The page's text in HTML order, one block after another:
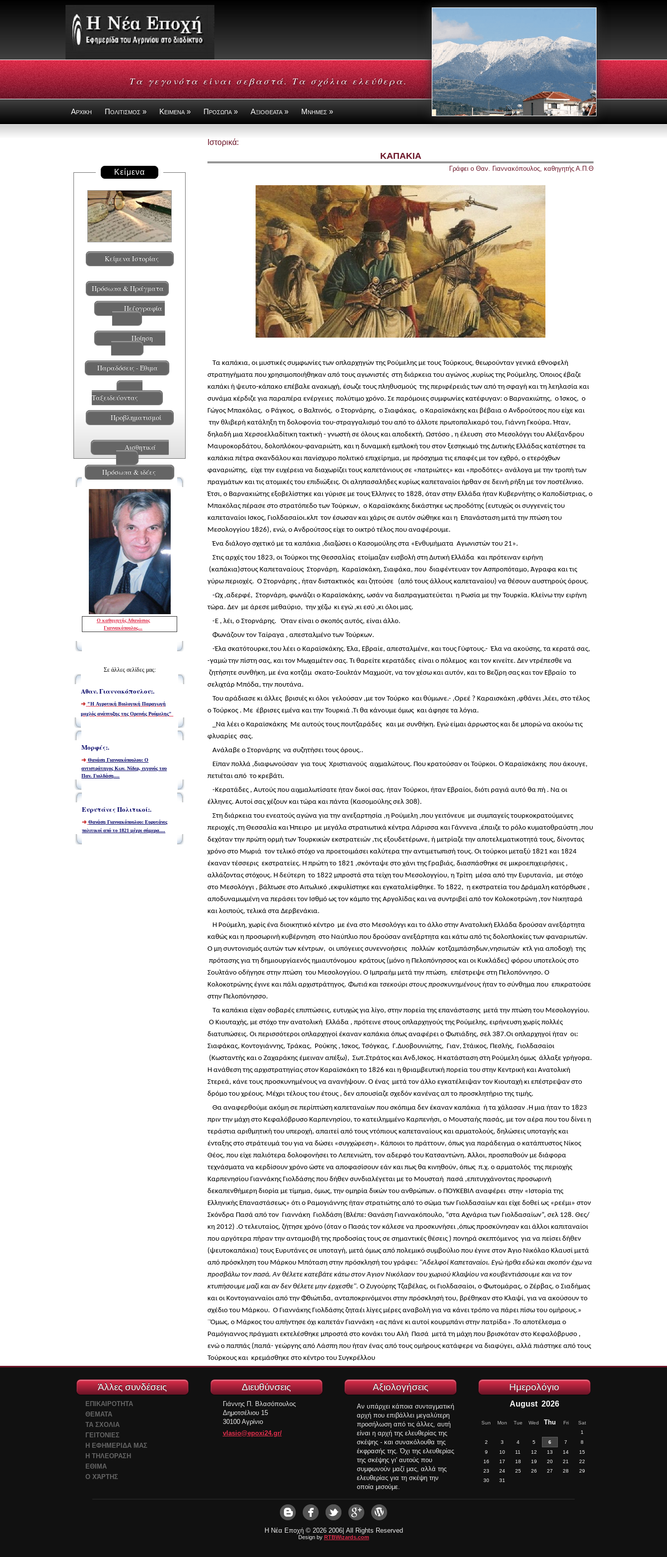
Τα γεγονότα είναι σεβαστά. Τα σχόλια ελεύθερα.
Αρχικη Πολιτισμος » Κειμενα » Προσωπα » Αξιοθεατα » Μνημες »
Ιστορικά:
ΚΑΠΑΚΙΑ
Γράφει ο Θαν. Γιαννακόπουλος, καθηγητής Α.Π.Θ
Τα καπάκια, οι μυστικές συμφωνίες των οπλαρχηγών της Ρούμελης με τους Τούρκους, θεωρούνταν γενικά εθνοφελή
στρατηγήματα που χρησιμοποιήθηκαν από τους αγωνιστές στη διάρκεια του αγώνος ,κυρίως της Ρούμελης. Όποιος έβαζε
καπάκι ή ψευτο-κάπακο επέβαλε ανακωχή, έσωζε τους πληθυσμούς της περιφέρειάς των από τη σφαγή και τη λεηλασία και
συνάμα κέρδιζε για παραπέρα ενέργειες πολύτιμο χρόνο. Σε παρόμοιες συμφωνίες κατέφυγαν: ο Βαρνακιώτης, ο Ίσκος, ο
Γώγος Μπακόλας, ο Ράγκος, ο Βαλτινός, ο Στορνάρης, ο Σιαφάκας, ο Καραϊσκάκης και βέβαια ο Ανδρούτσος που είχε και
την θλιβερή κατάληξη τη δολοφονία του-στραγγαλισμό του από το άλλοτε πρωτοπαλικαρό του, Γιάννη Γκούρα. Ήταν,
δηλαδή μια Χερσοελλαδίτικη τακτική - γνωστή σε όλους και αποδεκτή. Ωστόσο , η έλευση στο Μεσολόγγι του Αλέξανδρου
Μαυροκορδάτου, δολοπλόκου-φαναριώτη, και η δυναμική εμπλοκή του στον ξεσηκωμό της Δυτικής Ελλάδας κατέστησε τα
καπάκια πέτρα σκανδάλου και πανίσχυρο πολιτικό επιχείρημα, με πρόσχημα τις επαφές με τον εχθρό, ο ετερόχθων
φαναριώτης, είχε την ευχέρεια να διαχωρίζει τους καπετάνιους σε «πατριώτες» και «προδότες» ανάλογα με την τροπή των
πραγμάτων και τις ατομικές του επιδιώξεις. Οι αληπασαλήδες κυρίως καπεταναίοι ήρθαν σε δεινή ρήξη με τον ποστέλνικο.
Έτσι, ο Βαρνακιώτης εξοβελίστηκε και γύρισε με τους Έλληνες το 1828, όταν στην Ελλάδα ήταν Κυβερνήτης ο Καποδίστριας, ο
Μπακόλας πέρασε στο στρατόπεδο των Τούρκων, ο Καραϊσκάκης δικάστηκε ως προδότης (ευτυχώς οι συγγενείς του
καπεταναίοι Ισκος, Γιολδασαίοι.κλπ τον έσωσαν και χάρις σε αυτόν σώθηκε και η Επανάσταση μετά την πτώση του
Μεσολογγίου 1826), ενώ, ο Ανδρούτσος είχε το οικτρό τέλος που αναφέρουμε.
Ένα διάλογο σχετικό με τα καπάκια ,διαζώσει ο Κασομούλης στα «Ενθυμήματα Αγωνιστών του 21».
Στις αρχές του 1823, οι Τούρκοι της Θεσσαλίας ετοίμαζαν εισβολή στη Δυτική Ελλάδα και πρότειναν ειρήνη
(καπάκια)στους Καπεταναίους Στορνάρη, Καραϊσκάκη, Σιαφάκα, που διαφέντευαν τον Ασπροπόταμο, Άγραφα και τις
γύρω περιοχές. Ο Στορνάρης , ήταν διστακτικός και ζητούσε (από τους άλλους καπεταναίου) να θέσουν αυστηρούς όρους.
-Ωχ ,αδερφέ, Στορνάρη, φωνάζει ο Καραϊσκάκης, ωσάν να διαπραγματεύεται η Ρωσία με την Τουρκία. Κλείνω την ειρήνη
τώρα. Δεν με άρεσε μεθαύριο, την χέζω κι εγώ ,κι εσύ ,κι όλοι μας.
-Ε , λέι, ο Στορνάρης. Όταν είναι ο σκοπός αυτός, είναι άλλο.
Φωνάζουν τον Ταίραγα , απεσταλμένο των Τούρκων.
-Έλα σκατότουρκε,του λέει ο Καραϊσκάκης. Έλα, Εβραίε, απεσταλμένε, και τους Γύφτους.- Έλα να ακούσης, τα κερατά σας,
-γαμώ την πίστη σας, και τον Μωχαμέτεν σας. Τι θαρείτε κερατάδες είναι ο πόλεμος και τον κινείτε. Δεν ντρέπεσθε να
ζητήσητε συνθήκη, με ένα κοτζάμ σκατο-Σουλτάν Μαχμούτ, να τον χέσω και αυτόν, και το Βεζίρη σας και τον Εβραίο το
σελιχτάρ Μπόδα, την πουτάνα.
Του αράδιασε κι άλλες βρισιές κι όλοι γελούσαν ,με τον Τούρκο και θύμωνε.- ,Ορεέ ? Καραισκάκη ,φθάνει ,λέει, στο τέλος
ο Τούρκος . Με έβρισες εμένα και την Τουρκιά .Τι θα κάνουμε όμως και άφησε τα λόγια.
_Να λέει ο Καραϊσκάκης Με αυτούς τους πουτζαράδες και με συνθήκη. Εγώ είμαι άρρωστος και δε μπορώ να ακούω τις
φλυαρίες σας.
Ανάλαβε ο Στορνάρης να συζητήσει τους όρους..
Είπαν πολλά ,διαφωνούσαν για τους Χριστιανούς αιχμαλώτους. Που κρατούσαν οι Τούρκοι. Ο Καραϊσκάκης που άκουγε,
πετιέται από το κρεβάτι.
-Κερατάδες , Αυτούς που αιχμαλωτίσατε ήταν δικοί σας. ήταν Τούρκοι, ήταν Εβραίοι, διότι ραγιά αυτό θα πή . Να οι
έλληνες. Αυτοί σας χέζουν και τώρα και πάντα (Κασομούλης σελ 308).
Στη διάρκεια του ενεατούς αγώνα για την ανεξαρτησία ,η Ρούμελη ,που γειτόνευε με συμπαγείς τουρκοκρατούμενες
περιοχές ,τη Θεσσαλία και Ήπειρο με μεγάλα στρατιωτικά κέντρα Λάρισσα και Γάννενα ,έπαιζε το ρόλο κυματοθραύστη ,που
δεχόταν την πρώτη ορμή των Τουρκικών εκστρατειών ,τις εξουδετέρωνε, ή μετρίαζε την αποτελεματικοτητά τους, δίνοντας
χρόνο στο Μωριά τον τελικό στόχο να προετοιμάσει καλύτερα την αντιμετωπισή τους. Οι τούρκοι μεταξύ 1821 και 1824
έκαναν τέσσερις εκστρατείες. Η πρώτη το 1821 ,σκόνταψε στο χάνι της Γραβιάς, διασπάσθηκε σε μικροεπιχειρήσεις ,
αλλάζοντας στόχους. Η δεύτερη το 1822 μπροστά στα τείχη του Μεσολογγίου, η Τρίτη μέσα από την Ευρυτανία, με στόχο
στο Μεσολόγγι , βάλτωσε στο Αιτωλικό ,εκφυλίστηκε και εγκαταλείφθηκε. Το 1822, η εκστρατεία του Δράμαλη κατόρθωσε ,
αποδυναμωμένη να περάσει τον Ισθμό ως τον κάμπο της Αργολίδας και να συντριβεί από τον Κολοκοτρώνη ,τον Νικηταρά
και λοιπούς, τελικά στα Δερβενάκια.
Η Ρούμελη, χωρίς ένα διοικητικό κέντρο με ένα στο Μεσολόγγι και το άλλο στην Ανατολική Ελλάδα δρούσαν ανεξάρτητα
καθώς και η προσωρινή κυβέρνηση στο Ναύπλιο που δρούσαν ανεξάρτητα και κάτω από τις δολοπλοκίες των φαναριωτών.
Ο μη συντονισμός αυτών των κέντρων, οι υπόγειες συνεννοήσεις πολλών κοτζαμπάσηδων,νησιωτών κτλ για αποδοχή της
πρότασης για τη δημιουργίαενός ημιαυτόνομου κράτους (μόνο η Πελοπόνησσος και οι Κυκλάδες) φόρου υποτελούς στο
Σουλτάνο οδήγησε στην πτώση του Μεσολογγίου. Ο Ιμπραήμ μετά την πτώση, επέστρεψε στη Πελοπόννησο. Ο
Κολοκοτρώνης έγινε και πάλι αρχιστράτηγος.Φωτιά και τσεκούρι στους προσκυνημένουςήταν το σύνθημα που επικρατούσε
στην Πελοπόνησσο.
Τα καπάκια είχαν σοβαρές επιπτώσεις, ευτυχώς για λίγο, στην πορεία της επανάστασης μετά την πτώση του Μεσολογγίου.
Ο Κιουταχής, με στόχο την ανατολική Ελλάδα , πρότεινε στους οπλαρχηγούς της Ρούμελης, ειρήνευση χωρίς πολλές
διατυπώσεις. Οι περισσότεροι οπλαρχηγοί έκαναν καπάκια όπως αναφέρει ο Φωτιάδης, σελ 387.Οι οπλαρχηγοί ήταν οι:
Σιαφάκας, Κοντογιάννης, Τράκας, Ρούκης , Ίσκος, Τσόγκας, Γ.Δυοβουνιώτης, Γιαν, Στάικος, Πεσλής, Γιολδασαίοι
(Κωσταντής και ο Ζαχαράκης έμειναν απέξω), Σωτ.Στράτος και Ανδ,Ισκος. Η κατάσταση στη Ρούμελη όμως άλλαξε γρήγορα.
Η ανάθεση της αρχιστρατηγίας στον Καραϊσκάκη το 1826 και η θριαμβευτική πορεία του στην Κεντρική και Ανατολική
Στερεά, κάνε τους προσκυνημένους να ανανήψουν. Ο ένας μετά τον άλλο εγκατέλειψαν τον Κιουταχή κι επέστρεψαν στο
δρόμο του χρέους. Μέχρι τέλους του έτους , δεν απουσίαζε σχεδόν κανένας απ το προσκλητήριο της τιμής.
Θα αναφερθούμε ακόμη σε περίπτώση καπεταναίων που σκόπιμα δεν έκαναν καπάκια ή τα χάλασαν .Η μια ήταν το 1823
πριν την μάχη στο Κεφαλόβρυσο Καρπενησίου, το κατειλημμένο Καρπενήσι, ο Μουσταής πασάς, με τον αέρα που του δίνει η
τεράστια αριθμητική του υπεροχή, απαιτεί από τους ντόπιους καπεταναίους και αρματολούς, δηλώσεις υποταγής και
ένταξης στο στράτευμά του για να δώσει «συγχώρεση». Κάποιοι το πράττουν, όπως για παράδειγμα ο κατάπτυστος Νίκος
Θέος, που είχε παλιότερα δολοφονήσει το Λεπενιώτη, τον αδερφό του Κατσαντώνη. Άλλοι, προσπαθούν με διάφορα
τεχνάσματα να κερδίσουν χρόνο ώστε να αποφασίσουν εάν και πως θα κινηθούν, όπως π.χ. ο αρματολός της περιοχής
Καρπενησίου Γιαννάκης Γιολδάσης που δήθεν συνδιαλέγεται με το Μουσταή πασά ,επιτυγχάνοντας προσωρινή
δεκαπενθήμερη διορία με τίμημα, όμως, την ομηρία δικών του ανθρώπων. ο ΠΟΥΚΕΒΙΛ αναφέρει στην «Ιστορία της
Ελληνικής Επαναστάσεως» ότι ο Ραμογιάννης ήταν στρατιώτης από το σώμα των Γιολδασαίων και είχε δοθεί ως «ρεέμι» στον
Σκόνδρα Πασά από τον Γιαννάκη Γιολδάση (Βλέπε: Θανάση Γιαννακόπουλο, “στα Αχνάρια των Γιολδασαίων”, σελ 128. Θες/
κη 2012) .Ο τελευταίος, ζήτησε χρόνο (όταν ο Πασάς τον κάλεσε να προσκυνήσει ,όπως προσκύνησαν και άλλοι καπιταναίοι
που αργότερα πήραν την ανταμοιβή της προδοσίας τους σε σημαντικές θέσεις ) πονηρά σκεπτόμενος για να πείσει δήθεν
(ψευτοκαπάκια) τους Ευρυτάνες σε υποταγή, μετά όμως από πολεμικό συμβούλιο που έγινε στον Άγιο Νικόλαο Κλαυσί μετά
από πρόσκληση του Μάρκου Μπόταση στην πρόσκλησή του γράφει: "Αδελφοί Καπεταναίοι. Εγώ ήρθα εδώ και σκοπόν έχω να
προσβάλω τον πασά. Αν θέλετε κατεβάτε κάτω στον Άγιον Νικόλαον του χωριού Κλαψίου να κουβεντιάσουμε και να τον
κτυπήσουμε μαζί και αν δεν θέλετε μην έρχεσθε". Ο Ζυγούρης Τζαβέλας, οι Γιολδασαίοι, ο Φωτομάρας, ο Ζέρβας, ο Σιαδήμας
και οι Κοντογιανναίοι από την Φθιώτιδα, ανταποκρινόμενοι στην πρόσκλησή του, βρέθηκαν στο Κλαψί, για να ακούσουν το
σχέδιο του Μάρκου. Ο Γιαννάκης Γιολδάσης ζηταέι λίγες μέρες αναβολή για να κάνει τρόπο να πάρει πίσω του ομήρους.»
¨Όμως, ο Μάρκος του απήντησε όχι καπετάν Γιαννάκη «ας πάνε κι αυτοί κουρμπάνι στην πατρίδα» .Το αποτέλεσμα ο
Ραμόγιαννος πράγματι εκτελέσθηκε μπροστά στο κονάκι του Αλή Πασά μετά τη μάχη που βρισκόταν στο Κεφαλόβρυσο ,
ενώ ο παππάς (παπά- γεώργης από Λάσπη που ήταν ένας από τους ομήρους κατάφερε να διαφύγει, αλλά πιάστηκε από τους
Τούρκους και κρεμάσθηκε στο κέντρο του Συγκρέλλου
Κείμενα
Κείμενα Ιστορίας
Πρόσωπα & Πράγματα
Πεζογραφία
Ποίηση
Παραδόσεις - Έθιμα
Ταξειδεύοντας
Προβληματισμοί
Αισθητικά
Πρόσωπα & ιδέες
Ο καθηγητής Αθανάσιος
Γιαννακόπουλος...
Σε άλλες σελίδες μας:
Αθαν. Γιαννακόπουλου:.
"Η Aγροτική Βιολογική Παραγωγή
μοχλός ανάπτυξης της Ορεινής Ρούμελης"
Μορφές:.
Θανάση Γιαννακόπουλου: Ο
αντιστράτηγος Κων. Νίδερ, εγγονός του
Παν. Γιολδάση....
Ευρυτάνες Πολιτικοί:.
Θανάση Γιαννακόπουλου: Ευρυτάνες
πολιτικοί από το 1821 μέχρι σήμερα....
Άλλες συνδέσεις
ΕΠΙΚΑΙΡΟΤΗΤΑ
ΘΕΜΑΤΑ
ΤΑ ΣΧΟΛΙΑ
ΓΕΙΤΟΝΙΕΣ
Η ΕΦΗΜΕΡΙΔΑ ΜΑΣ
Η ΤΗΛΕΟΡΑΣΗ
ΕΘΙΜΑ
Ο ΧΆΡΤΗΣ
Διευθύνσεις
Γιάννης Π. Βλασόπουλος
Δημοτσέλιου 15
30100 Αγρίνιο
vlasio@epoxi24.gr/
Αξιολογήσεις
Αν υπάρχει κάποια συνταγματική
αρχή που επιβάλλει μεγαλύτερη
προσήλωση από τις άλλες, αυτή
είναι η αρχή της ελευθερίας της
σκέψης - και συνακόλουθα της
έκφρασής της. Όχι της ελευθερίας
της σκέψης γι' αυτούς που
συμφωνούν μαζί μας, αλλά της
ελευθερίας για τη σκέψη την
οποία μισούμε.
Ημερολόγιο
August 2026
Sun Mon Tue Wed Thu Fri
Sat
1
2
3 4 5 6 7
8
9
10 11 12 13 14
15
16
17 18 19 20 21
22
23
24 25 26 27 28
29
30
31
Η Νέα Εποχή © 2026 2006| All Rights Reserved
Design by RTBWizards.com